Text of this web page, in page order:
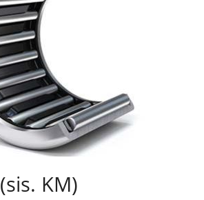
(sis. KM)